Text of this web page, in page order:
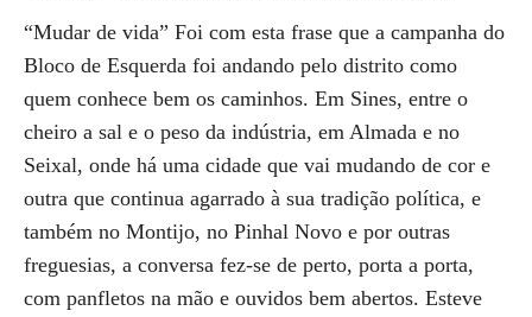
“Mudar de vida” Foi com esta frase que a campanha do
Bloco de Esquerda foi andando pelo distrito como
quem conhece bem os caminhos. Em Sines, entre o
cheiro a sal e o peso da indústria, em Almada e no
Seixal, onde há uma cidade que vai mudando de cor e
outra que continua agarrado à sua tradição política, e
também no Montijo, no Pinhal Novo e por outras
freguesias, a conversa fez-se de perto, porta a porta,
com panfletos na mão e ouvidos bem abertos. Esteve